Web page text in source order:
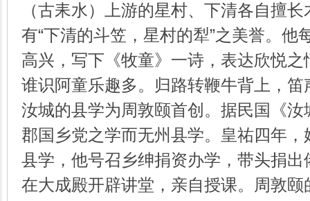
（古耒水）上游的星村、下清各自擅
有“下清的斗笠，星村的犁”之美誉。他
高兴，写下《牧童》一诗，表达欣悦之
谁识阿童乐趣多。归路转鞭牛背上，笛
汝城的县学为周敦颐首创。据民国《汝
郡国乡党之学而无州县学。皇祐四年，
县学，他号召乡绅捐资办学，带头捐
在大成殿开辟讲堂，亲自授课。周敦